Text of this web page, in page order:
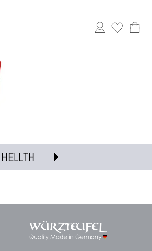
HELLTH